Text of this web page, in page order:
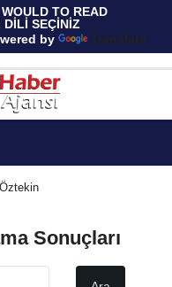
TO READ
SEÇİNİZ
by
Translate
Sonuçları